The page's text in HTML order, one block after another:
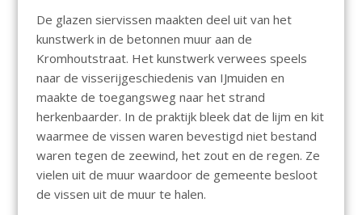
De glazen siervissen maakten deel uit van het
kunstwerk in de betonnen muur aan de
Kromhoutstraat. Het kunstwerk verwees speels
naar de visserijgeschiedenis van IJmuiden en
maakte de toegangsweg naar het strand
herkenbaarder. In de praktijk bleek dat de lijm en kit
waarmee de vissen waren bevestigd niet bestand
waren tegen de zeewind, het zout en de regen. Ze
vielen uit de muur waardoor de gemeente besloot
de vissen uit de muur te halen.